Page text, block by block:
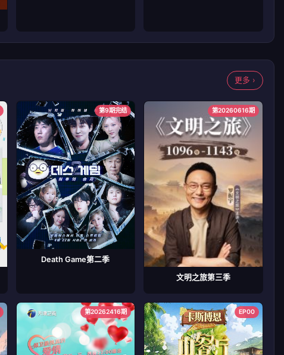
更多 ›
第9期完结
Death Game第二季
第20260616期
文明之旅第三季
第20262416期 EP00